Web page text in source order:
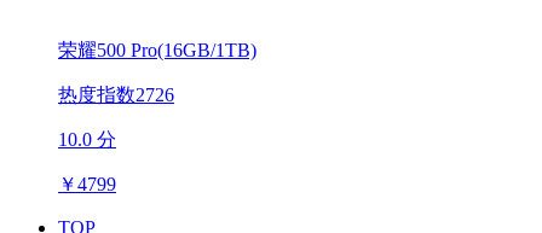
荣耀500 Pro(16GB/1TB)
热度指数2726
10.0 分
￥4799
TOP